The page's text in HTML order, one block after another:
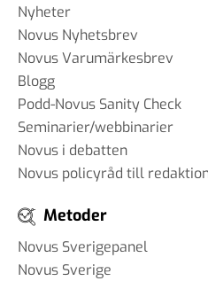
Nyheter
Novus Nyhetsbrev
Novus Varumärkesbrev
Blogg
Podd-Novus Sanity Check
Seminarier/webbinarier
Novus i debatten
Novus policyråd till
Metoder
Novus Sverigepanel
Novus Sverige